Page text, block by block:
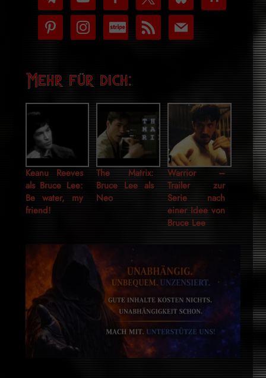
play
pinterest instagramcc-
stripe
rss mail
Mehr für dich:
Keanu Reeves
als Bruce Lee:
Be water, my
friend!
The Matrix:
Bruce Lee als
Neo
Warrior –
Trailer zur
Serie nach
einer Idee von
Bruce Lee